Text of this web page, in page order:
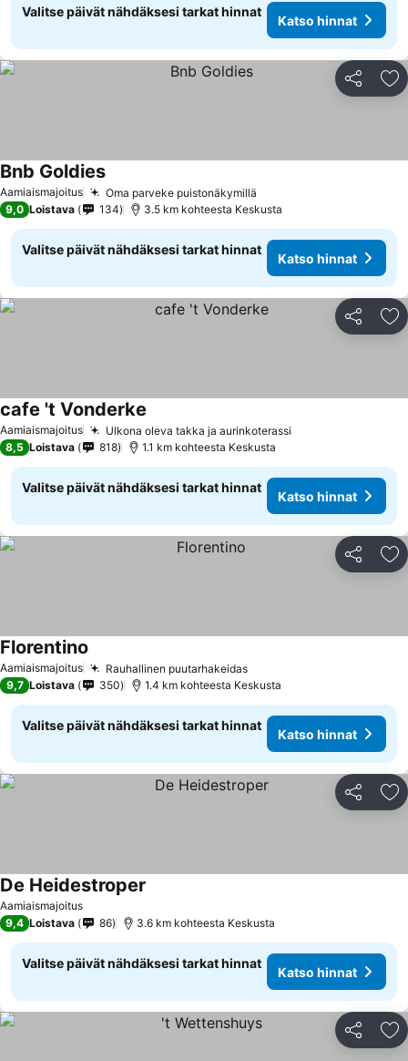
Valitse päivät nähdäksesi tarkat hinnat
Katso hinnat
Jaa
Aamiaismajoitus Oma parveke puistonäkymillä
Bnb Goldies
9,0 Loistava 134 3.5 km kohteesta Keskusta
Valitse päivät nähdäksesi tarkat hinnat
Katso hinnat
Jaa
Aamiaismajoitus Ulkona oleva takka ja aurinkoterassi
cafe 't Vonderke
8,5 Loistava 818 1.1 km kohteesta Keskusta
Valitse päivät nähdäksesi tarkat hinnat
Katso hinnat
Jaa
Aamiaismajoitus Rauhallinen puutarhakeidas
Florentino
9,7 Loistava 350 1.4 km kohteesta Keskusta
Valitse päivät nähdäksesi tarkat hinnat
Katso hinnat
Jaa
Aamiaismajoitus
De Heidestroper
9,4 Loistava 86 3.6 km kohteesta Keskusta
Valitse päivät nähdäksesi tarkat hinnat
Katso hinnat
Jaa